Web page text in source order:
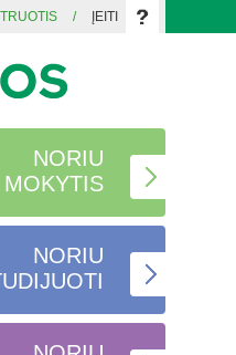
/ ĮEITI
NORIU
MOKYTIS
NORIU